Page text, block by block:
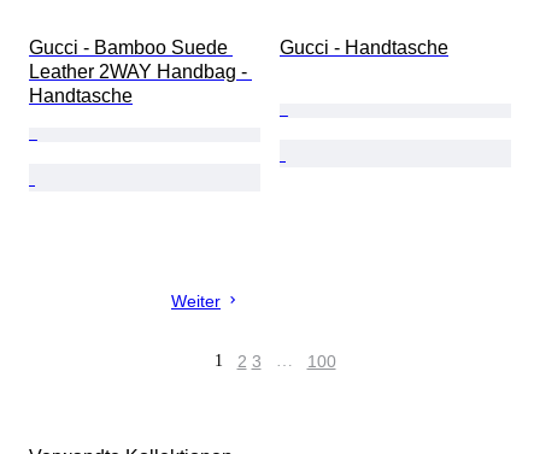
Gucci - Bamboo Suede
Leather 2WAY Handbag -
Handtasche
Gucci - Handtasche
Weiter
1 2 3 … 100